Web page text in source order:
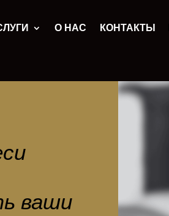
О НАС КОНТАКТЫ
ваши